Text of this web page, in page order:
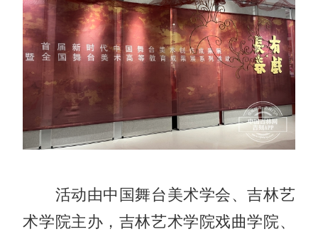
活动由中国舞台美术学会、吉林艺
术学院主办，吉林艺术学院戏曲学院、